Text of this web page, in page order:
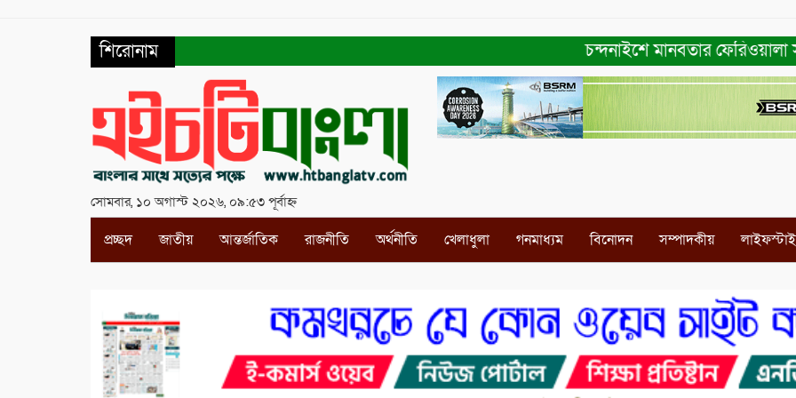
শিরোনাম চন্দনাইশে মানবতার ফেরিওয়ালা
সোমবার, ১০ অগাস্ট ২০২৬, ০৯:৫৩ পূর্বাহ্ন
প্রচ্ছদ জাতীয় আন্তর্জাতিক রাজনীতি অর্থনীতি খেলাধুলা গনমাধ্যম বিনোদন সম্পাদকীয়